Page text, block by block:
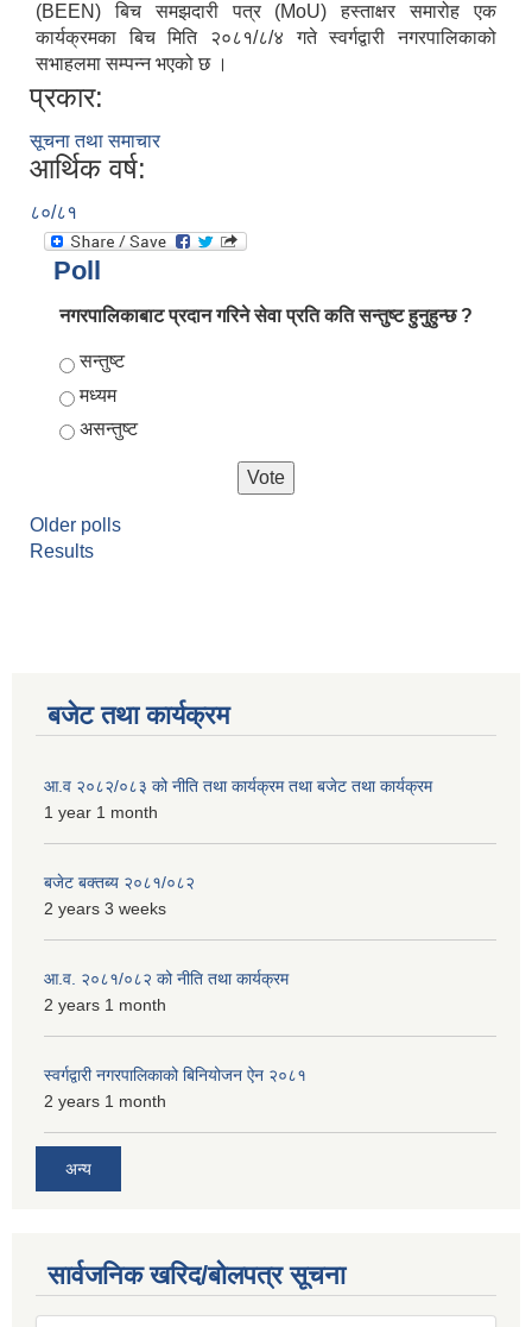
(BEEN) बिच समझदारी पत्र (MoU) हस्ताक्षर समारोह एक
कार्यक्रमका बिच मिति २०८१/८/४ गते स्वर्गद्वारी नगरपालिकाको
सभाहलमा सम्पन्न भएको छ ।
प्रकार:
सूचना तथा समाचार
आर्थिक वर्ष:
८०/८१
Poll
नगरपालिकाबाट प्रदान गरिने सेवा प्रति कति सन्तुष्ट हुनुहुन्छ ?
Choices
सन्तुष्ट
मध्यम
असन्तुष्ट
Older polls
Results
बजेट तथा कार्यक्रम
आ.व २०८२/०८३ को नीति तथा कार्यक्रम तथा बजेट तथा कार्यक्रम
1 year 1 month
बजेट बक्तब्य २०८१/०८२
2 years 3 weeks
आ.व. २०८१/०८२ को नीति तथा कार्यक्रम
2 years 1 month
स्वर्गद्वारी नगरपालिकाको बिनियोजन ऐन २०८१
2 years 1 month
अन्य
सार्वजनिक खरिद/बोलपत्र सूचना